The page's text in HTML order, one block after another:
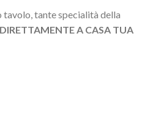
tante specialità della
A CASA TUA